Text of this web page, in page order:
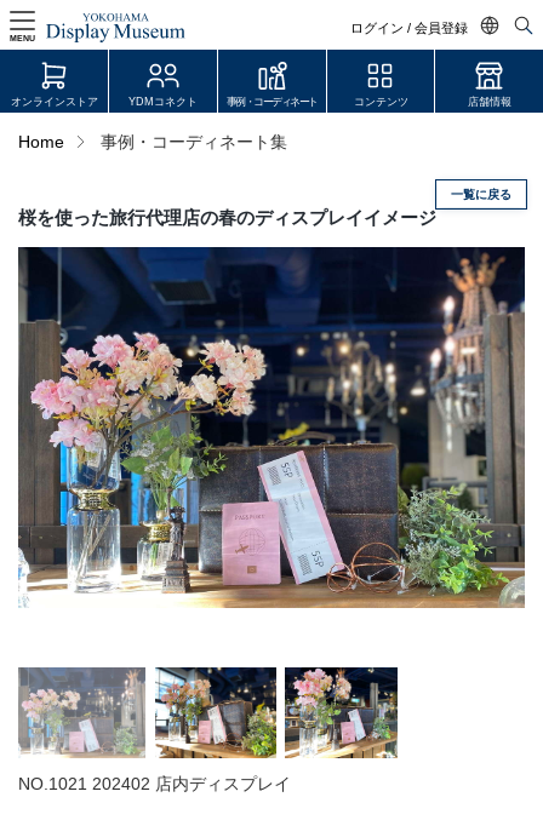
ログイン / 会員登録
日本語
MENU
ログイン・会員登録
オンラインストア
YDM Connect
会員登録・取引申請
リンク
JDCA(ディスプレイスクール)
店舗情報・営業日
採用情報
お問い合わせ
オンラインストア YDMコネクト 事例・コーディネート コンテンツ 店舗情報
Home 事例・コーディネート集
一覧に戻る
桜を使った旅行代理店の春のディスプレイイメージ
NO.1021 202402 店内ディスプレイ